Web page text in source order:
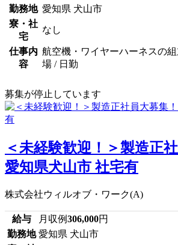
勤務地 愛知県 犬山市
寮・社
宅
なし
仕事内
容
航空機・ワイヤーハーネスの
場 / 日勤
募集が停止しています
＜未経験歓迎！＞製造正
愛知県犬山市 社宅有
株式会社ウィルオブ・ワーク(A)
給与 月収例306,000円
勤務地 愛知県 犬山市